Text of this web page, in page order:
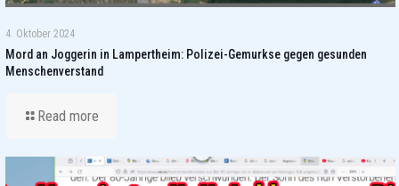
4. Oktober 2024
Mord an Joggerin in Lampertheim: Polizei-Gemurkse gegen gesunden
Menschenverstand
Read more